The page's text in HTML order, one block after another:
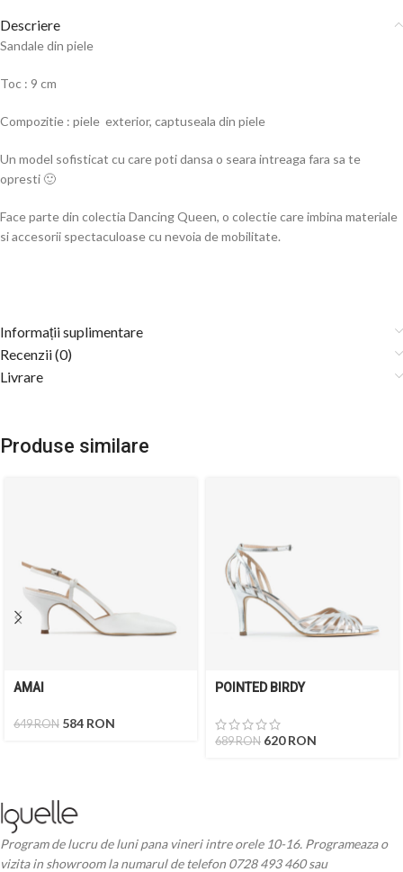
Descriere
Sandale din piele
Toc : 9 cm
Compozitie : piele exterior, captuseala din piele
Un model sofisticat cu care poti dansa o seara intreaga fara sa te
opresti 🙂
Face parte din colectia Dancing Queen, o colectie care imbina materiale
si accesorii spectaculoase cu nevoia de mobilitate.
Informații suplimentare
Recenzii (0)
Livrare
Produse similare
AMAI
649RON 584 RON
POINTED BIRDY
689RON 620RON
Program de lucru de luni pana vineri intre orele 10-16. Programeaza o
vizita in showroom la numarul de telefon 0728 493 460 sau